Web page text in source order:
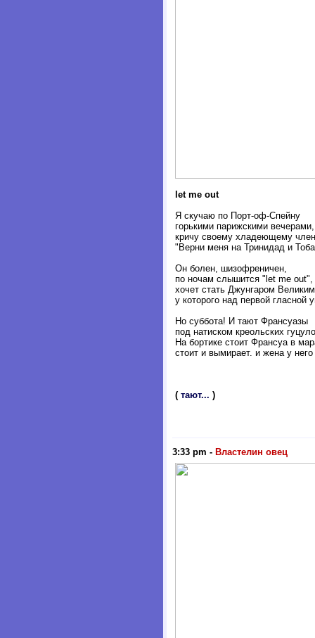
let me out
Я скучаю по Порт-оф-Спейну
горькими парижскими вечерами,
кричу своему хладеющему
"Верни меня на Тринидад и
Он болен, шизофреничен,
по ночам слышится "let me out",
хочет стать Джунгаром
у которого над первой гласной
Но суббота! И тают Франсуазы
под натиском креольских
На бортике стоит Франсуа в
стоит и вымирает. и жена у
( тают... )
3:33 pm - Властелин овец